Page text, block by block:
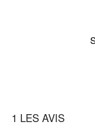
1 LES AVIS